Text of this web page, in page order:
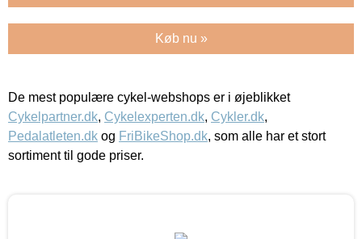
Køb nu »
De mest populære cykel-webshops er i øjeblikket
Cykelpartner.dk, Cykelexperten.dk, Cykler.dk,
Pedalatleten.dk og FriBikeShop.dk, som alle har et stort
sortiment til gode priser.